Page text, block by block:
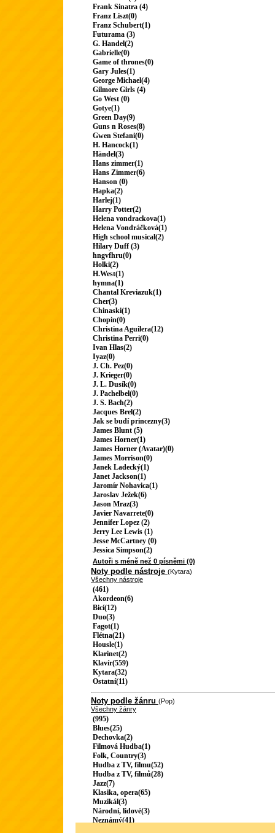
Frank Sinatra (4)
Franz Liszt(0)
Franz Schubert(1)
Futurama (3)
G. Handel(2)
Gabrielle(0)
Game of thrones(0)
Gary Jules(1)
George Michael(4)
Gilmore Girls (4)
Go West (0)
Gotye(1)
Green Day(9)
Guns n Roses(8)
Gwen Stefani(0)
H. Hancock(1)
Händel(3)
Hans zimmer(1)
Hans Zimmer(6)
Hanson (0)
Hapka(2)
Harlej(1)
Harry Potter(2)
Helena vondrackova(1)
Helena Vondráčková(1)
High school musical(2)
Hilary Duff (3)
hngvfhru(0)
Holki(2)
H.West(1)
hymna(1)
Chantal Kreviazuk(1)
Cher(3)
Chinaski(1)
Chopin(0)
Christina Aguilera(12)
Christina Perri(0)
Ivan Hlas(2)
Iyaz(0)
J. Ch. Pez(0)
J. Krieger(0)
J. L. Dusík(0)
J. Pachelbel(0)
J. S. Bach(2)
Jacques Brel(2)
Jak se budí princezny(3)
James Blunt (5)
James Horner(1)
James Horner (Avatar)(0)
James Morrison(0)
Janek Ladecký(1)
Janet Jackson(1)
Jaromír Nohavica(1)
Jaroslav Ježek(6)
Jason Mraz(3)
Javier Navarrete(0)
Jennifer Lopez (2)
Jerry Lee Lewis (1)
Jesse McCartney (0)
Jessica Simpson(2)
Autoři s méně než 0 písněmi (0)
Noty podle nástroje (Kytara)
Všechny nástroje
(461)
Akordeon(6)
Bicí(12)
Duo(3)
Fagot(1)
Flétna(21)
Housle(1)
Klarinet(2)
Klavír(559)
Kytara(32)
Ostatní(11)
Noty podle žánru (Pop)
Všechny žánry
(995)
Blues(25)
Dechovka(2)
Filmová Hudba(1)
Folk, Country(3)
Hudba z TV, filmu(52)
Hudba z TV, filmů(28)
Jazz(7)
Klasika, opera(65)
Muzikál(3)
Národní, lidové(3)
Neznámý(41)